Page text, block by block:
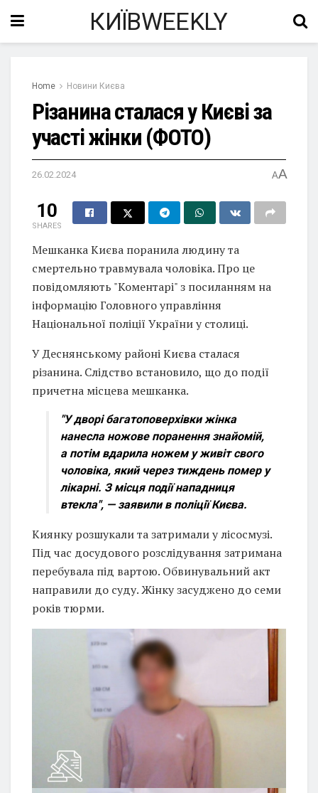
КИЇВWEEKLY
Home Новини Києва
Різанина сталася у Києві за
участі жінки (ФОТО)
26.02.2024 AA
10
SHARES
Мешканка Києва поранила людину та
смертельно травмувала чоловіка. Про це
повідомляють "Коментарі" з посиланням на
інформацію Головного управління
Національної поліції України у столиці.
У Деснянському районі Києва сталася
різанина. Слідство встановило, що до події
причетна місцева мешканка.
"У дворі багатоповерхівки жінка
нанесла ножове поранення знайомій,
а потім вдарила ножем у живіт свого
чоловіка, який через тиждень помер у
лікарні. З місця події нападниця
втекла", — заявили в поліції Києва.
Киянку розшукали та затримали у лісосмузі.
Під час досудового розслідування затримана
перебувала під вартою. Обвинувальний акт
направили до суду. Жінку засуджено до семи
років тюрми.